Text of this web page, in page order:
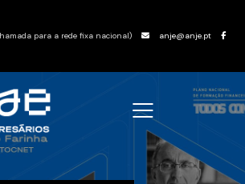
para a rede fixa nacional) anje@anje.pt